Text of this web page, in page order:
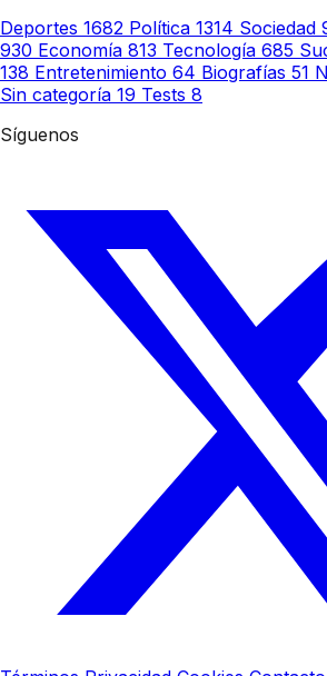
Deportes 1682 Política 1314 Sociedad
930 Economía 813 Tecnología 685
138 Entretenimiento 64 Biografías 51
Sin categoría 19 Tests 8
Síguenos